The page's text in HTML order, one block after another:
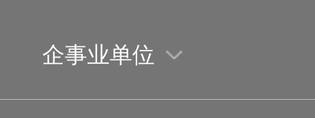
企事业单位